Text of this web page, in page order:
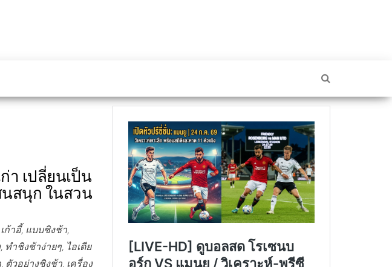
ก่า เปลี่ยนเป็น
นสนุก ในสวน
เก้าอี้, แบบชิงช้า,
ทำชิงช้าง่ายๆ, ไอเดีย
ตัวอย่างชิงช้า, เครื่อง